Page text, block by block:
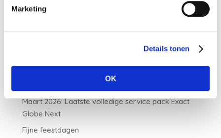
Marketing
Details tonen
OK
LAATSTE NIEUWS
Maart 2026: Laatste volledige service pack Exact
Globe Next
Fijne feestdagen